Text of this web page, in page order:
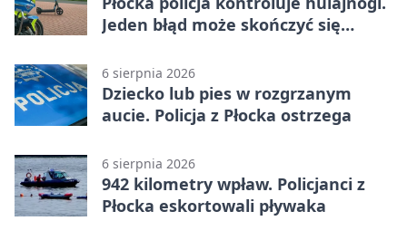
Jeden błąd może skończyć się
6 sierpnia 2026
Dziecko lub pies w rozgrzanym
aucie. Policja z Płocka ostrzega
6 sierpnia 2026
942 kilometry wpław. Policjanci z
Płocka eskortowali pływaka